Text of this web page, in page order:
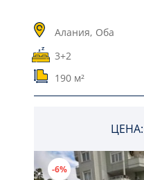
Алания, Оба
3+2
190 м²
ЦЕНА:
-6%